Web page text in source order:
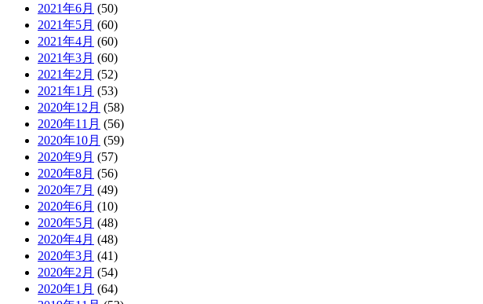
2021年6月 (50)
2021年5月 (60)
2021年4月 (60)
2021年3月 (60)
2021年2月 (52)
2021年1月 (53)
2020年12月 (58)
2020年11月 (56)
2020年10月 (59)
2020年9月 (57)
2020年8月 (56)
2020年7月 (49)
2020年6月 (10)
2020年5月 (48)
2020年4月 (48)
2020年3月 (41)
2020年2月 (54)
2020年1月 (64)